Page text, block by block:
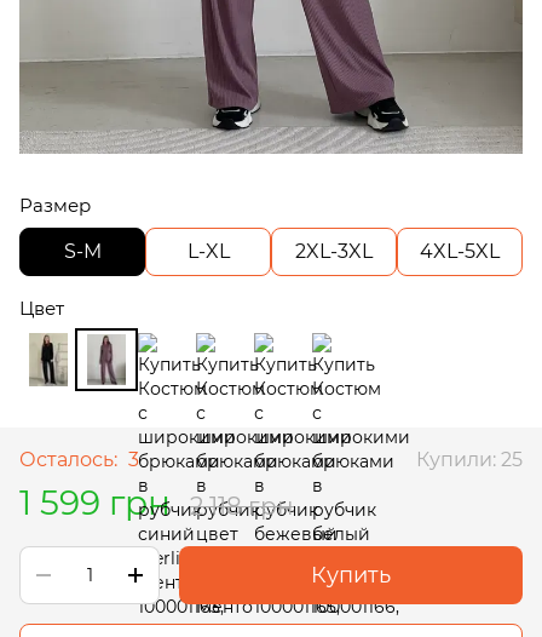
Размер
S-M
L-XL 2XL-3XL 4XL-5XL
Цвет
Осталось: 3 Купили: 25
1 599 грн 2 118 грн
Купить